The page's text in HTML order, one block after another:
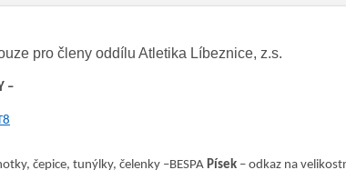
pro členy oddílu Atletika Líbeznice, z.s.
–
čepice, tunýlky, čelenky –BESPA Písek – odkaz na